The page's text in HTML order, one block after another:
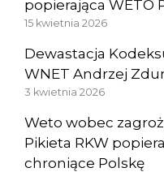
popierająca WETO
15 kwietnia 2026
Dewastacja
WNET Andrzej
3 kwietnia 2026
Weto wobec
Pikieta RKW
chroniące Polskę